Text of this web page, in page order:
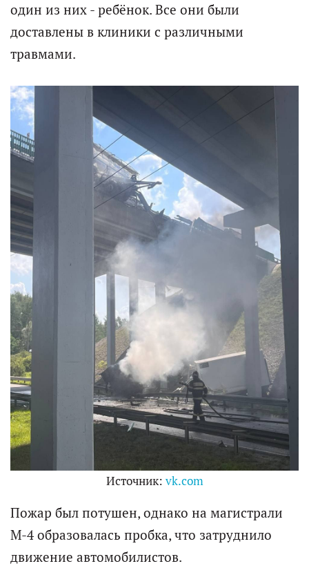
один из них - ребёнок. Все они были
доставлены в клиники с различными
травмами.
Источник: vk.com
Пожар был потушен, однако на магистрали
М-4 образовалась пробка, что затруднило
движение автомобилистов.